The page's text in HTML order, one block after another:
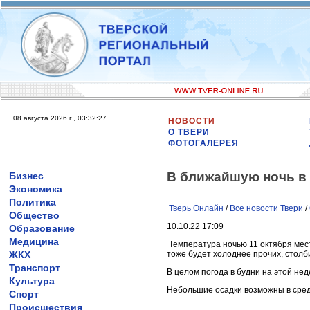
08 августа 2026 г., 03:32:27
НОВОСТИ
О ТВЕРИ
ФОТОГАЛЕРЕЯ
Бизнес
Экономика
Политика
Общество
Образование
Медицина
ЖКХ
Транспорт
Культура
Спорт
Происшествия
В ближайшую ночь в
Тверь Онлайн / Все новости Твери /
10.10.22 17:09
Температура ночью 11 октября
тоже будет холоднее прочих,
В целом погода в будни на этой
Небольшие осадки возможны в